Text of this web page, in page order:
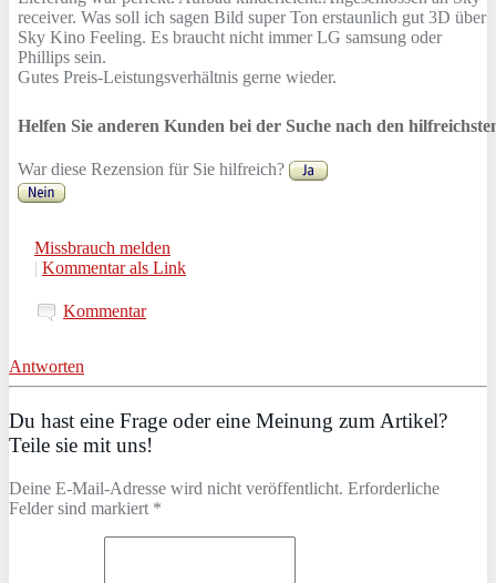
receiver. Was soll ich sagen Bild super Ton erstaunlich gut 3D über
Sky Kino Feeling. Es braucht nicht immer LG samsung oder
Phillips sein.
Gutes Preis-Leistungsverhältnis gerne wieder.
Helfen Sie anderen Kunden bei der Suche nach den
War diese Rezension für Sie hilfreich?
Missbrauch melden
| Kommentar als Link
Kommentar
Antworten
Du hast eine Frage oder eine Meinung zum Artikel?
Teile sie mit uns!
Deine E-Mail-Adresse wird nicht veröffentlicht. Erforderliche
Felder sind markiert *